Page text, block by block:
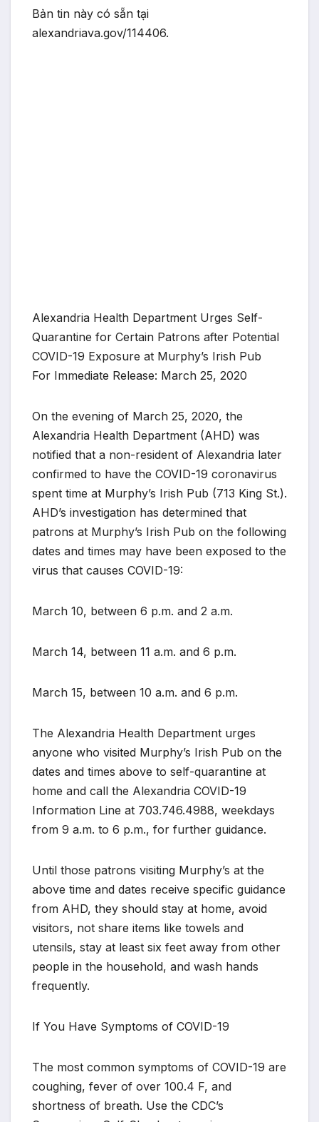
Bản tin này có sẵn tại
alexandriava.gov/114406.
Alexandria Health Department Urges Self-
Quarantine for Certain Patrons after Potential
COVID-19 Exposure at Murphy’s Irish Pub
For Immediate Release: March 25, 2020
On the evening of March 25, 2020, the
Alexandria Health Department (AHD) was
notified that a non-resident of Alexandria later
confirmed to have the COVID-19 coronavirus
spent time at Murphy’s Irish Pub (713 King St.).
AHD’s investigation has determined that
patrons at Murphy’s Irish Pub on the following
dates and times may have been exposed to the
virus that causes COVID-19:
March 10, between 6 p.m. and 2 a.m.
March 14, between 11 a.m. and 6 p.m.
March 15, between 10 a.m. and 6 p.m.
The Alexandria Health Department urges
anyone who visited Murphy’s Irish Pub on the
dates and times above to self-quarantine at
home and call the Alexandria COVID-19
Information Line at 703.746.4988, weekdays
from 9 a.m. to 6 p.m., for further guidance.
Until those patrons visiting Murphy’s at the
above time and dates receive specific guidance
from AHD, they should stay at home, avoid
visitors, not share items like towels and
utensils, stay at least six feet away from other
people in the household, and wash hands
frequently.
If You Have Symptoms of COVID-19
The most common symptoms of COVID-19 are
coughing, fever of over 100.4 F, and
shortness of breath. Use the CDC’s